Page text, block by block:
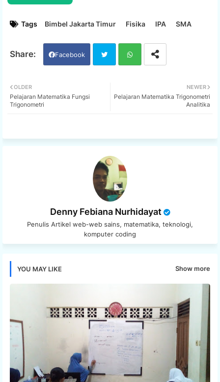
Tags Bimbel Jakarta Timur Fisika IPA SMA
Facebook
ats
NEWER
Pelajaran Matematika Trigonometri
Analitika
OLDER
Pelajaran Matematika Fungsi
Trigonometri
Denny Febiana Nurhidayat
Penulis Artikel web-web sains, matematika, teknologi,
komputer coding
YOU MAY LIKE Show more